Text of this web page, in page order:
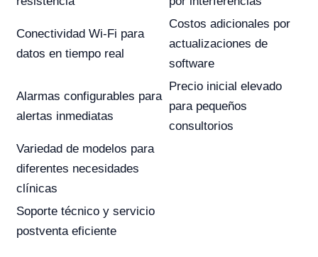
Conectividad Wi-Fi para
datos en tiempo real
Costos adicionales por
actualizaciones de
software
Alarmas configurables para
alertas inmediatas
Precio inicial elevado
para pequeños
consultorios
Variedad de modelos para
diferentes necesidades
clínicas
Soporte técnico y servicio
postventa eficiente